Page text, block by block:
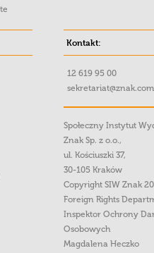
Kontakt:
12 619 95 00
Społeczny Instytut
Znak Sp. z o.o.,
ul. Kościuszki 37,
30-105 Kraków
Copyright SIW Znak
Foreign Rights
Inspektor Ochrony
Osobowych
Magdalena Heczko